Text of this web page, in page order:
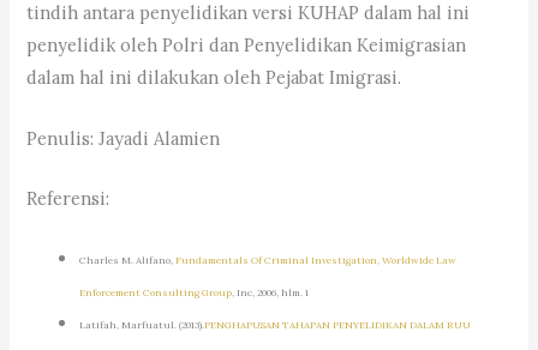
tindih antara penyelidikan versi KUHAP dalam hal ini
penyelidik oleh Polri dan Penyelidikan Keimigrasian
dalam hal ini dilakukan oleh Pejabat Imigrasi.
Penulis: Jayadi Alamien
Referensi:
Charles M. Alifano,Fundamentals Of Criminal Investigation, Worldwide Law
Enforcement Consulting Group, Inc, 2006, hlm. 1
Latifah, Marfuatul. (2013).PENGHAPUSAN TAHAPAN PENYELIDIKAN DALAM RUU